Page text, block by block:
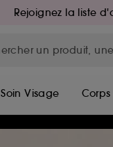
Rejoignez la liste
Soin Visage Corps